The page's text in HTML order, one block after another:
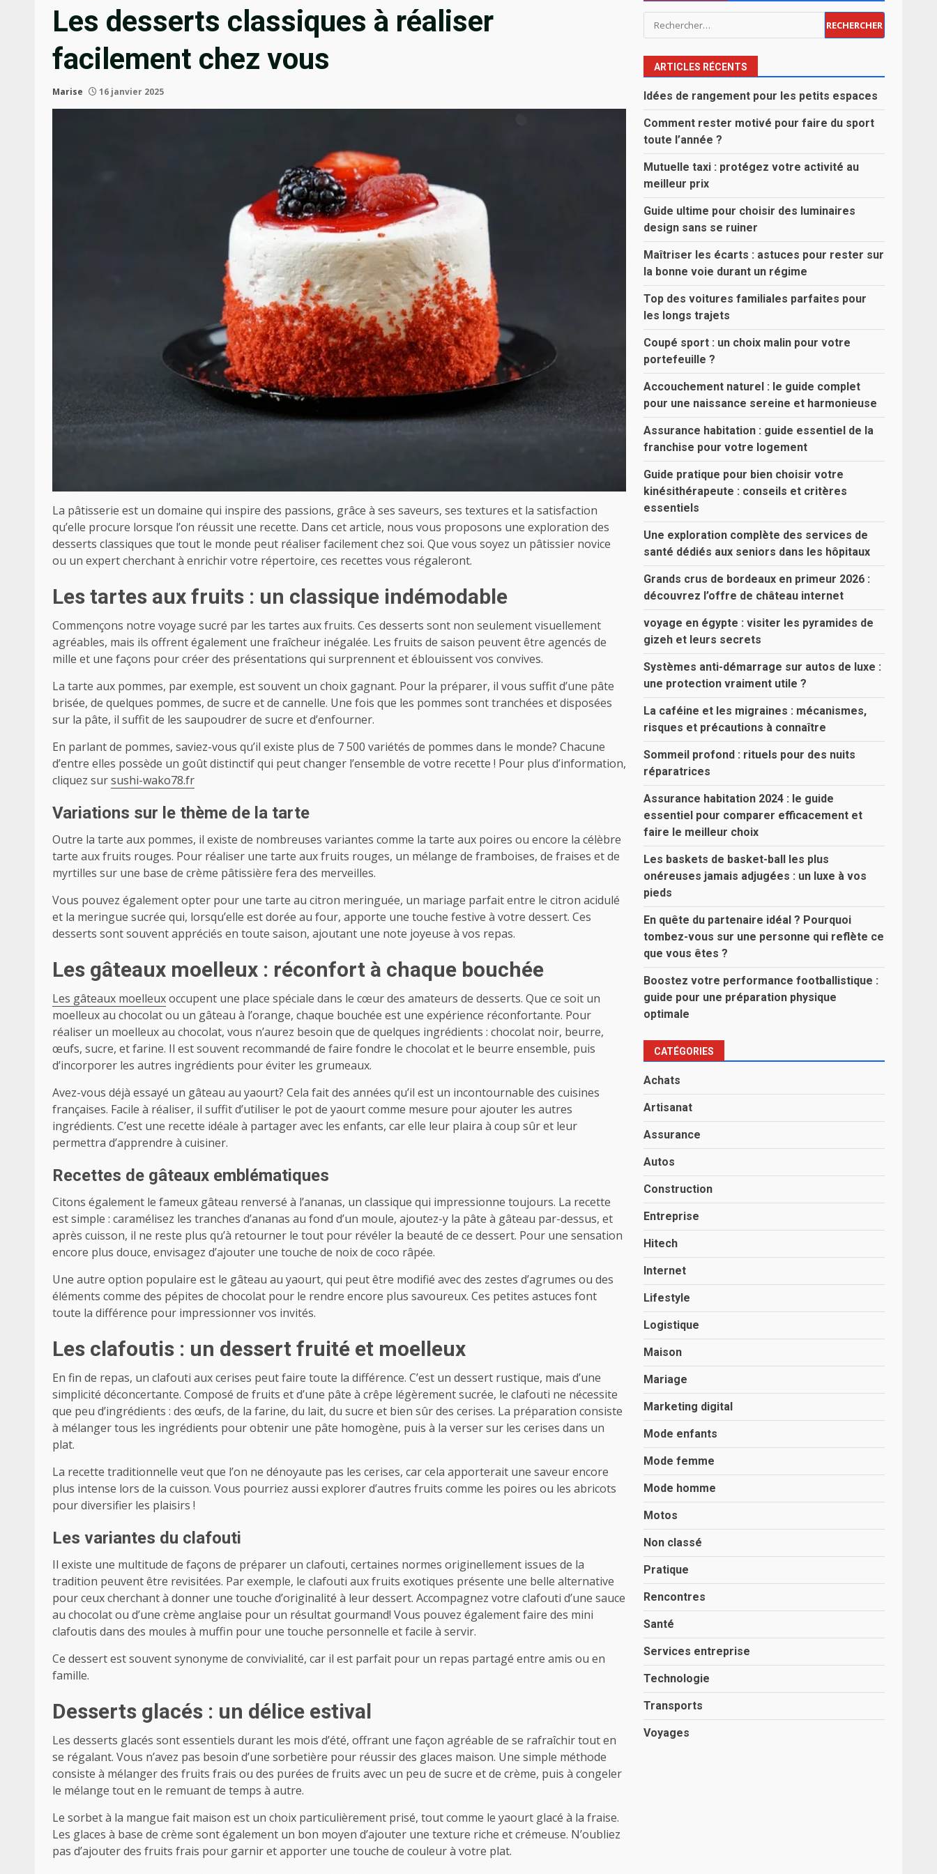
Les desserts classiques à réaliser
facilement chez vous
Marise 16 janvier 2025
La pâtisserie est un domaine qui inspire des passions, grâce à ses saveurs, ses textures et la satisfaction
qu’elle procure lorsque l’on réussit une recette. Dans cet article, nous vous proposons une exploration des
desserts classiques que tout le monde peut réaliser facilement chez soi. Que vous soyez un pâtissier novice
ou un expert cherchant à enrichir votre répertoire, ces recettes vous régaleront.
Les tartes aux fruits : un classique indémodable
Commençons notre voyage sucré par les tartes aux fruits. Ces desserts sont non seulement visuellement
agréables, mais ils offrent également une fraîcheur inégalée. Les fruits de saison peuvent être agencés de
mille et une façons pour créer des présentations qui surprennent et éblouissent vos convives.
La tarte aux pommes, par exemple, est souvent un choix gagnant. Pour la préparer, il vous suffit d’une pâte
brisée, de quelques pommes, de sucre et de cannelle. Une fois que les pommes sont tranchées et disposées
sur la pâte, il suffit de les saupoudrer de sucre et d’enfourner.
En parlant de pommes, saviez-vous qu’il existe plus de 7 500 variétés de pommes dans le monde? Chacune
d’entre elles possède un goût distinctif qui peut changer l’ensemble de votre recette ! Pour plus d’information,
cliquez sursushi-wako78.fr
Variations sur le thème de la tarte
Outre la tarte aux pommes, il existe de nombreuses variantes comme la tarte aux poires ou encore la célèbre
tarte aux fruits rouges. Pour réaliser une tarte aux fruits rouges, un mélange de framboises, de fraises et de
myrtilles sur une base de crème pâtissière fera des merveilles.
Vous pouvez également opter pour une tarte au citron meringuée, un mariage parfait entre le citron acidulé
et la meringue sucrée qui, lorsqu’elle est dorée au four, apporte une touche festive à votre dessert. Ces
desserts sont souvent appréciés en toute saison, ajoutant une note joyeuse à vos repas.
Les gâteaux moelleux : réconfort à chaque bouchée
Les gâteaux moelleuxoccupent une place spéciale dans le cœur des amateurs de desserts. Que ce soit un
moelleux au chocolat ou un gâteau à l’orange, chaque bouchée est une expérience réconfortante. Pour
réaliser un moelleux au chocolat, vous n’aurez besoin que de quelques ingrédients : chocolat noir, beurre,
œufs, sucre, et farine. Il est souvent recommandé de faire fondre le chocolat et le beurre ensemble, puis
d’incorporer les autres ingrédients pour éviter les grumeaux.
Avez-vous déjà essayé un gâteau au yaourt? Cela fait des années qu’il est un incontournable des cuisines
françaises. Facile à réaliser, il suffit d’utiliser le pot de yaourt comme mesure pour ajouter les autres
ingrédients. C’est une recette idéale à partager avec les enfants, car elle leur plaira à coup sûr et leur
permettra d’apprendre à cuisiner.
Recettes de gâteaux emblématiques
Citons également le fameux gâteau renversé à l’ananas, un classique qui impressionne toujours. La recette
est simple : caramélisez les tranches d’ananas au fond d’un moule, ajoutez-y la pâte à gâteau par-dessus, et
après cuisson, il ne reste plus qu’à retourner le tout pour révéler la beauté de ce dessert. Pour une sensation
encore plus douce, envisagez d’ajouter une touche de noix de coco râpée.
Une autre option populaire est le gâteau au yaourt, qui peut être modifié avec des zestes d’agrumes ou des
éléments comme des pépites de chocolat pour le rendre encore plus savoureux. Ces petites astuces font
toute la différence pour impressionner vos invités.
Les clafoutis : un dessert fruité et moelleux
En fin de repas, un clafouti aux cerises peut faire toute la différence. C’est un dessert rustique, mais d’une
simplicité déconcertante. Composé de fruits et d’une pâte à crêpe légèrement sucrée, le clafouti ne nécessite
que peu d’ingrédients : des œufs, de la farine, du lait, du sucre et bien sûr des cerises. La préparation consiste
à mélanger tous les ingrédients pour obtenir une pâte homogène, puis à la verser sur les cerises dans un
plat.
La recette traditionnelle veut que l’on ne dénoyaute pas les cerises, car cela apporterait une saveur encore
plus intense lors de la cuisson. Vous pourriez aussi explorer d’autres fruits comme les poires ou les abricots
pour diversifier les plaisirs !
Les variantes du clafouti
Il existe une multitude de façons de préparer un clafouti, certaines normes originellement issues de la
tradition peuvent être revisitées. Par exemple, le clafouti aux fruits exotiques présente une belle alternative
pour ceux cherchant à donner une touche d’originalité à leur dessert. Accompagnez votre clafouti d’une sauce
au chocolat ou d’une crème anglaise pour un résultat gourmand! Vous pouvez également faire des mini
clafoutis dans des moules à muffin pour une touche personnelle et facile à servir.
Ce dessert est souvent synonyme de convivialité, car il est parfait pour un repas partagé entre amis ou en
famille.
Desserts glacés : un délice estival
Les desserts glacés sont essentiels durant les mois d’été, offrant une façon agréable de se rafraîchir tout en
se régalant. Vous n’avez pas besoin d’une sorbetière pour réussir des glaces maison. Une simple méthode
consiste à mélanger des fruits frais ou des purées de fruits avec un peu de sucre et de crème, puis à congeler
le mélange tout en le remuant de temps à autre.
Le sorbet à la mangue fait maison est un choix particulièrement prisé, tout comme le yaourt glacé à la fraise.
Les glaces à base de crème sont également un bon moyen d’ajouter une texture riche et crémeuse. N’oubliez
pas d’ajouter des fruits frais pour garnir et apporter une touche de couleur à votre plat.
Rechercher :
ARTICLES RÉCENTS
Idées de rangement pour les petits espaces
Comment rester motivé pour faire du sport
toute l’année ?
Mutuelle taxi : protégez votre activité au
meilleur prix
Guide ultime pour choisir des luminaires
design sans se ruiner
Maîtriser les écarts : astuces pour rester sur
la bonne voie durant un régime
Top des voitures familiales parfaites pour
les longs trajets
Coupé sport : un choix malin pour votre
portefeuille ?
Accouchement naturel : le guide complet
pour une naissance sereine et harmonieuse
Assurance habitation : guide essentiel de la
franchise pour votre logement
Guide pratique pour bien choisir votre
kinésithérapeute : conseils et critères
essentiels
Une exploration complète des services de
santé dédiés aux seniors dans les hôpitaux
Grands crus de bordeaux en primeur 2026 :
découvrez l’offre de château internet
voyage en égypte : visiter les pyramides de
gizeh et leurs secrets
Systèmes anti-démarrage sur autos de luxe :
une protection vraiment utile ?
La caféine et les migraines : mécanismes,
risques et précautions à connaître
Sommeil profond : rituels pour des nuits
réparatrices
Assurance habitation 2024 : le guide
essentiel pour comparer efficacement et
faire le meilleur choix
Les baskets de basket-ball les plus
onéreuses jamais adjugées : un luxe à vos
pieds
En quête du partenaire idéal ? Pourquoi
tombez-vous sur une personne qui reflète ce
que vous êtes ?
Boostez votre performance footballistique :
guide pour une préparation physique
optimale
CATÉGORIES
Achats
Artisanat
Assurance
Autos
Construction
Entreprise
Hitech
Internet
Lifestyle
Logistique
Maison
Mariage
Marketing digital
Mode enfants
Mode femme
Mode homme
Motos
Non classé
Pratique
Rencontres
Santé
Services entreprise
Technologie
Transports
Voyages